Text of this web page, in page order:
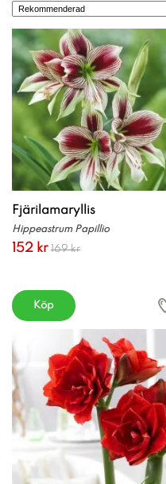
Fjärilamaryllis
Hippeastrum Papillio
152 kr 169 kr
Köp